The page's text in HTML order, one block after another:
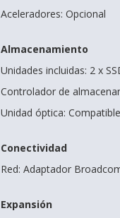
Aceleradores: Opcional
Almacenamiento
Unidades incluidas: 2 x
Controlador de
Unidad óptica:
Conectividad
Red: Adaptador
Expansión